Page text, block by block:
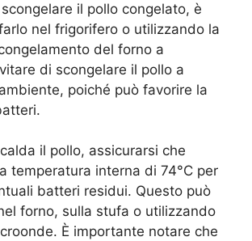
il pollo congelato, è
nel frigorifero o utilizzando la
del forno a
di scongelare il pollo a
poiché può favorire la
il pollo, assicurarsi che
temperatura interna di 74°C per
batteri residui. Questo può
forno, sulla stufa o utilizzando
È importante notare che